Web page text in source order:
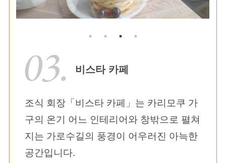
비스타 카페
조식 회장「비스타 카페」는 카리모쿠 가
구의 온기 어느 인테리어와 창밖으로 펼쳐
지는 가로수길의 풍경이 어우러진 아늑한
공간입니다.